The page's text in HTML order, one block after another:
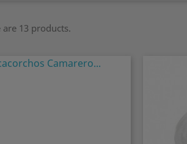
are 13 products.